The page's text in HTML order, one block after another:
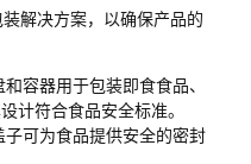
解决方案，以确保产品的
容器用于包装即食食品、
计符合食品安全标准。
子可为食品提供安全的密封